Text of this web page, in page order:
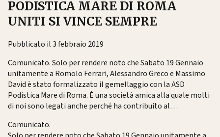
PODISTICA MARE DI ROMA
UNITI SI VINCE SEMPRE
Pubblicato il 3 febbraio 2019
Comunicato. Solo per rendere noto che Sabato 19 Gennaio
unitamente a Romolo Ferrari, Alessandro Greco e Massimo
David è stato formalizzato il gemellaggio con la ASD
Podistica Mare di Roma. È una società amica alla quale molti
di noi sono legati anche perché ha contribuito al…
Comunicato.